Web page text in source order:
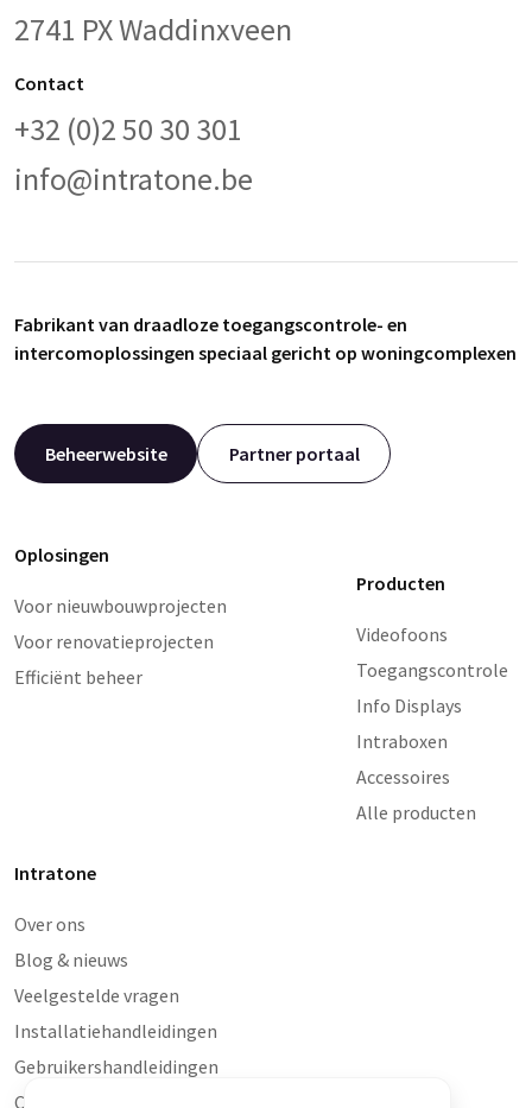
2741 PX Waddinxveen
Contact
+32 (0)2 50 30 301
info@intratone.be
Fabrikant van draadloze toegangscontrole- en
intercomoplossingen speciaal gericht op woningcomplexen
Beheerwebsite Partner portaal
Oplosingen
Voor nieuwbouwprojecten
Voor renovatieprojecten
Efficiënt beheer
Producten
Videofoons
Toegangscontrole
Info Displays
Intraboxen
Accessoires
Alle producten
Intratone
Over ons
Blog & nieuws
Veelgestelde vragen
Installatiehandleidingen
Gebruikershandleidingen
Contact en storingen